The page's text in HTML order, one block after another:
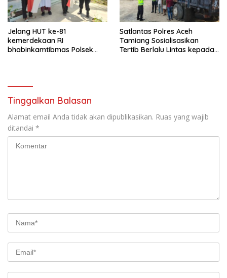
Jelang HUT ke-81
kemerdekaan RI
bhabinkamtibmas Polsek
Satlantas Polres Aceh
Tamiang Sosialisasikan
Tertib Berlalu Lintas kepada
Tinggalkan Balasan
Alamat email Anda tidak akan dipublikasikan. Ruas yang wajib
ditandai *